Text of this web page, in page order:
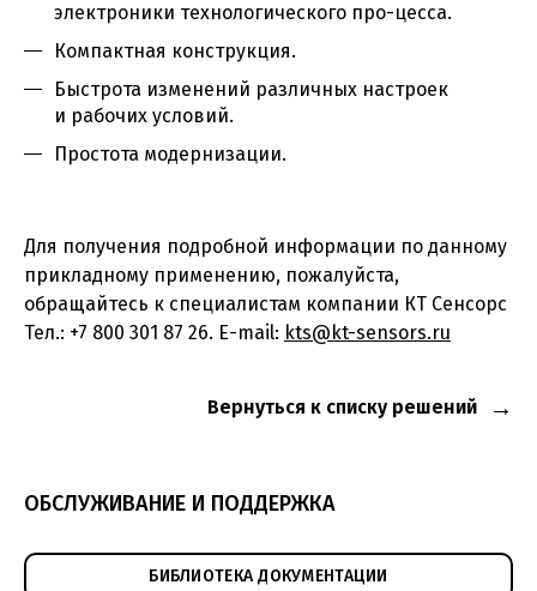
электроники технологического про-цесса.
Компактная конструкция.
Быстрота изменений различных настроек
и рабочих условий.
Простота модернизации.
Для получения подробной информации по данному
прикладному применению, пожалуйста,
обращайтесь к специалистам компании КТ Сенсорс
Тел.: +7 800 301 87 26. E-mail: kts@kt-sensors.ru
Вернуться к списку решений
ОБСЛУЖИВАНИЕ И ПОДДЕРЖКА
БИБЛИОТЕКА ДОКУМЕНТАЦИИ